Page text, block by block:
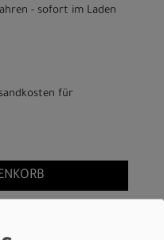
- sofort im Laden
für
10 -